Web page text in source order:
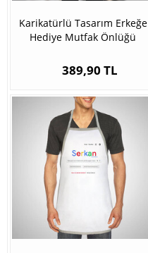
Karikatürlü Tasarım Erkeğe
Hediye Mutfak Önlüğü
389,90 TL